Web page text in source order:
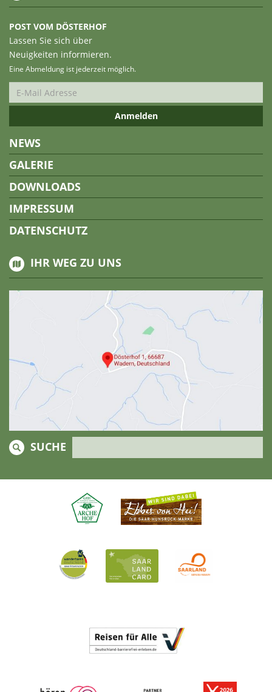
POST VOM DÖSTERHOF
Lassen Sie sich über
Neuigkeiten informieren.
Eine Abmeldung ist jederzeit möglich.
NEWS
GALERIE
DOWNLOADS
IMPRESSUM
DATENSCHUTZ
IHR WEG ZU UNS
SUCHE